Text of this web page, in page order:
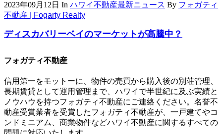
2023年09月12日 In ハワイ不動産最新ニュース By フォガティ
不動産 | Fogarty Realty
ディスカバリーベイのマーケットが高騰中？
フォガティ不動産
信用第一をモットーに、物件の売買から購入後の別荘管理、
長期賃貸として運用管理まで、ハワイで半世紀に及ぶ実績と
ノウハウを持つフォガティ不動産にご連絡ください。名誉不
動産受賞業者を受賞したフォガティ不動産が、一戸建てやコ
ンドミニアム、商業物件などハワイ不動産に関するすべての